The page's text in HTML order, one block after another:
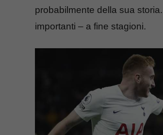
probabilmente della sua
importanti – a fine stagioni.